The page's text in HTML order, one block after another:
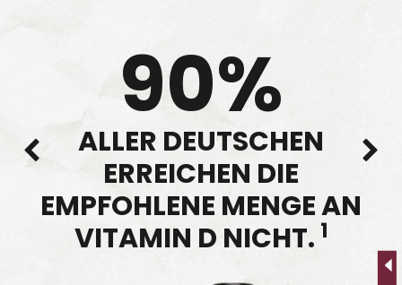
87%
ALLER DEUTSCHEN
ERREICHEN DIE
EMPFEHLUNG FÜR
GEMÜSE-VERZEHR NICHT.